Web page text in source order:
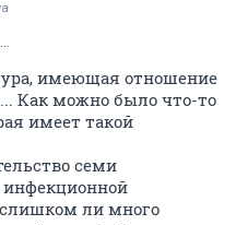
имеющая отношение
Как можно было что-то
имеет такой
семи
инфекционной
ли много